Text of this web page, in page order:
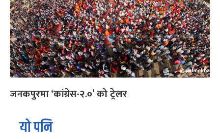
जनकपुरमा ‘कांग्रेस-२.०’ को ट्रेलर
यो पनि